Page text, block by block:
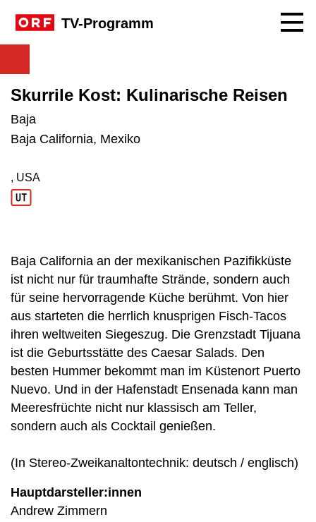
TV-Programm
Skurrile Kost: Kulinarische Reisen
Baja
Baja California, Mexiko
Produktionsland: USA
, USA
Baja California an der mexikanischen Pazifikküste
ist nicht nur für traumhafte Strände, sondern auch
für seine hervorragende Küche berühmt. Von hier
aus starteten die herrlich knusprigen Fisch-Tacos
ihren weltweiten Siegeszug. Die Grenzstadt Tijuana
ist die Geburtsstätte des Caesar Salads. Den
besten Hummer bekommt man im Küstenort Puerto
Nuevo. Und in der Hafenstadt Ensenada kann man
Meeresfrüchte nicht nur klassisch am Teller,
sondern auch als Cocktail genießen.
(In Stereo-Zweikanaltontechnik: deutsch / englisch)
Hauptdarsteller:innen
Andrew Zimmern